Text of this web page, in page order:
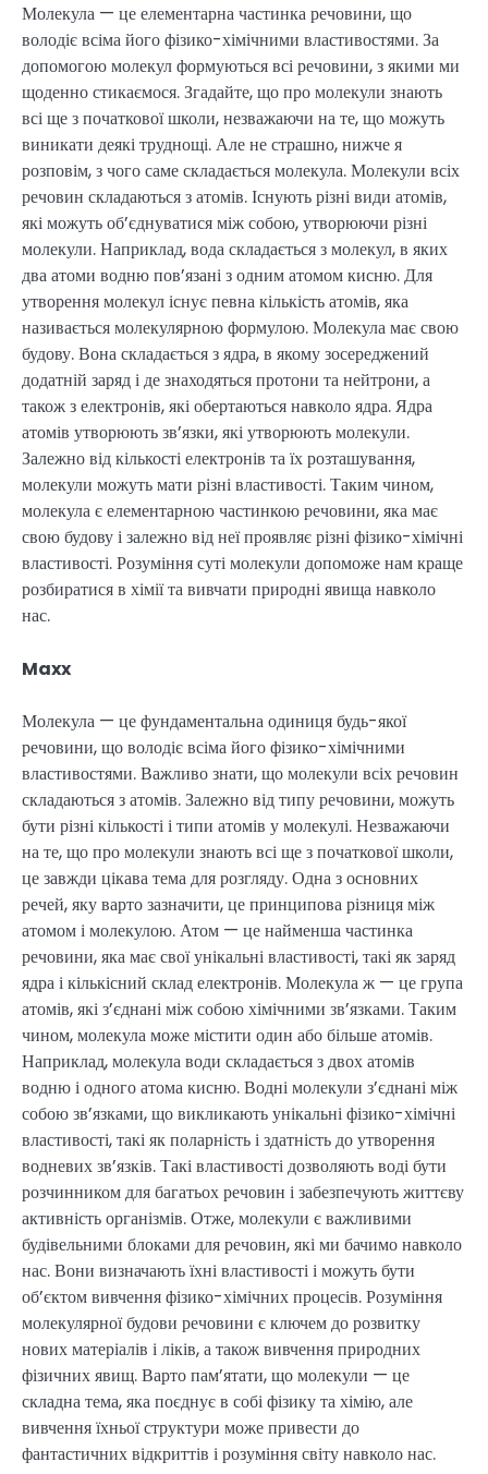
Молекула — це елементарна частинка речовини, що
володіє всіма його фізико-хімічними властивостями. За
допомогою молекул формуються всі речовини, з якими ми
щоденно стикаємося. Згадайте, що про молекули знають
всі ще з початкової школи, незважаючи на те, що можуть
виникати деякі труднощі. Але не страшно, нижче я
розповім, з чого саме складається молекула. Молекули всіх
речовин складаються з атомів. Існують різні види атомів,
які можуть об’єднуватися між собою, утворюючи різні
молекули. Наприклад, вода складається з молекул, в яких
два атоми водню пов’язані з одним атомом кисню. Для
утворення молекул існує певна кількість атомів, яка
називається молекулярною формулою. Молекула має свою
будову. Вона складається з ядра, в якому зосереджений
додатній заряд і де знаходяться протони та нейтрони, а
також з електронів, які обертаються навколо ядра. Ядра
атомів утворюють зв’язки, які утворюють молекули.
Залежно від кількості електронів та їх розташування,
молекули можуть мати різні властивості. Таким чином,
молекула є елементарною частинкою речовини, яка має
свою будову і залежно від неї проявляє різні фізико-хімічні
властивості. Розуміння суті молекули допоможе нам краще
розбиратися в хімії та вивчати природні явища навколо
нас.
Maxx
Молекула — це фундаментальна одиниця будь-якої
речовини, що володіє всіма його фізико-хімічними
властивостями. Важливо знати, що молекули всіх речовин
складаються з атомів. Залежно від типу речовини, можуть
бути різні кількості і типи атомів у молекулі. Незважаючи
на те, що про молекули знають всі ще з початкової школи,
це завжди цікава тема для розгляду. Одна з основних
речей, яку варто зазначити, це принципова різниця між
атомом і молекулою. Атом — це найменша частинка
речовини, яка має свої унікальні властивості, такі як заряд
ядра і кількісний склад електронів. Молекула ж — це група
атомів, які з’єднані між собою хімічними зв’язками. Таким
чином, молекула може містити один або більше атомів.
Наприклад, молекула води складається з двох атомів
водню і одного атома кисню. Водні молекули з’єднані між
собою зв’язками, що викликають унікальні фізико-хімічні
властивості, такі як поларність і здатність до утворення
водневих зв’язків. Такі властивості дозволяють воді бути
розчинником для багатьох речовин і забезпечують життєву
активність організмів. Отже, молекули є важливими
будівельними блоками для речовин, які ми бачимо навколо
нас. Вони визначають їхні властивості і можуть бути
об’єктом вивчення фізико-хімічних процесів. Розуміння
молекулярної будови речовини є ключем до розвитку
нових матеріалів і ліків, а також вивчення природних
фізичних явищ. Варто пам’ятати, що молекули — це
складна тема, яка поєднує в собі фізику та хімію, але
вивчення їхньої структури може привести до
фантастичних відкриттів і розуміння світу навколо нас.